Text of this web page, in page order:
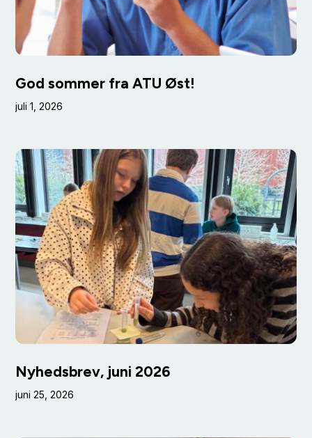
God sommer fra ATU Øst!
juli 1, 2026
Nyhedsbrev, juni 2026
juni 25, 2026